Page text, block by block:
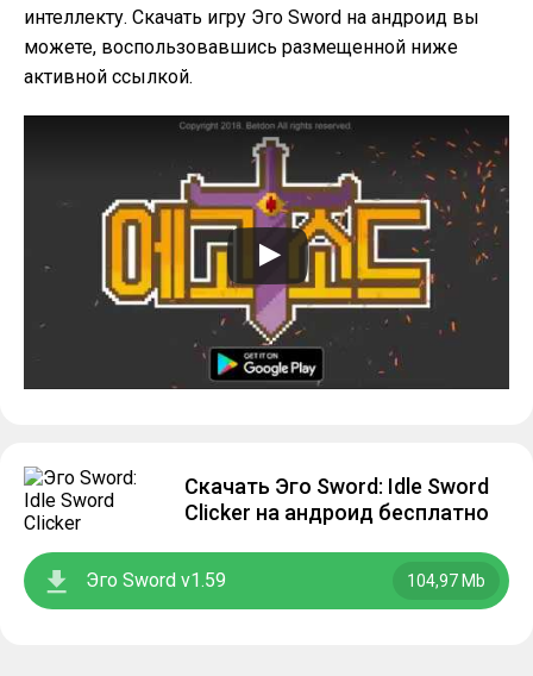
интеллекту. Скачать игру Эго Sword на андроид вы
можете, воспользовавшись размещенной ниже
активной ссылкой.
Скачать Эго Sword: Idle Sword
Clicker на андроид бесплатно
Эго Sword v1.59 104,97 Mb